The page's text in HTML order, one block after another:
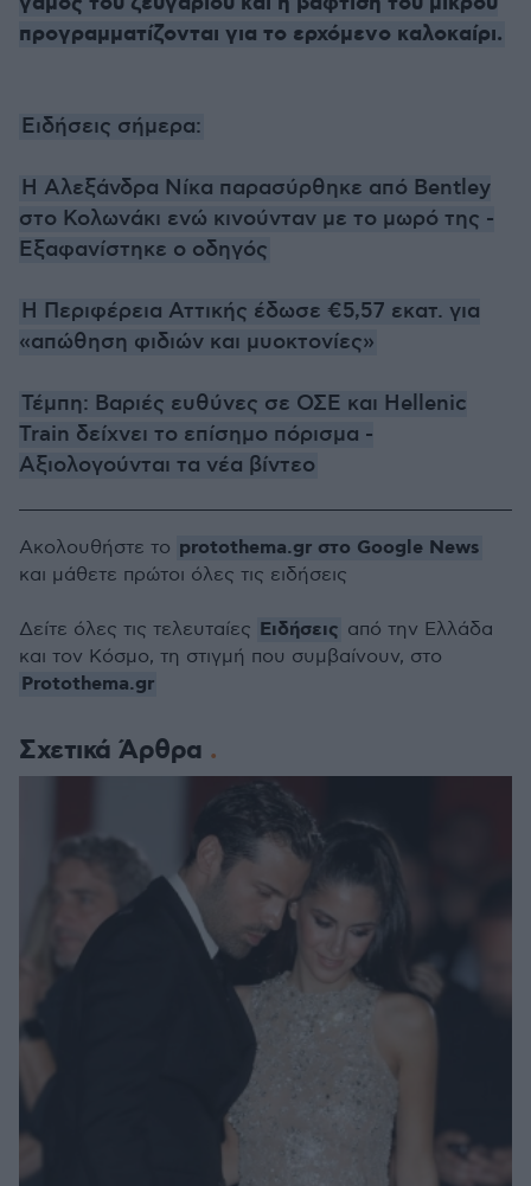
προγραμματίζονται για το ερχόμενο καλοκαίρι.
Ειδήσεις σήμερα:
Η Αλεξάνδρα Νίκα παρασύρθηκε από Bentley
στο Κολωνάκι ενώ κινούνταν με το μωρό της -
Εξαφανίστηκε ο οδηγός
Η Περιφέρεια Αττικής έδωσε €5,57 εκατ. για
«απώθηση φιδιών και μυοκτονίες»
Τέμπη: Βαριές ευθύνες σε ΟΣΕ και Hellenic
Train δείχνει το επίσημο πόρισμα -
Αξιολογούνται τα νέα βίντεο
Σχετικά Άρθρα
Ακολουθήστε το protothema.gr στο Google News
και μάθετε πρώτοι όλες τις ειδήσεις
Δείτε όλες τις τελευταίες Ειδήσεις από την Ελλάδα
και τον Κόσμο, τη στιγμή που συμβαίνουν, στο
Protothema.gr